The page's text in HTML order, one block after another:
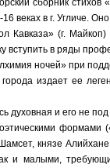
сборник
веках в г. Угличе.
Кавказа» (г.
вступить в ряды
ночей» при
издает ее
духовная и его не
князе
и малыми,